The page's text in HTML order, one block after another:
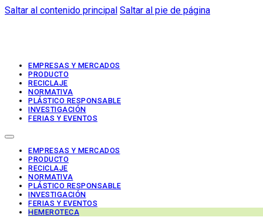
Saltar al contenido principal Saltar al pie de página
EMPRESAS Y MERCADOS
PRODUCTO
RECICLAJE
NORMATIVA
PLÁSTICO RESPONSABLE
INVESTIGACIÓN
FERIAS Y EVENTOS
EMPRESAS Y MERCADOS
PRODUCTO
RECICLAJE
NORMATIVA
PLÁSTICO RESPONSABLE
INVESTIGACIÓN
FERIAS Y EVENTOS
HEMEROTECA